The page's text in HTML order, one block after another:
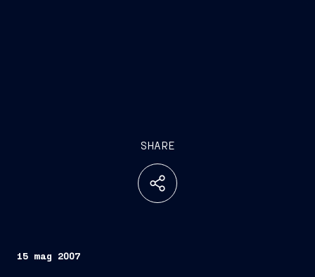
SHARE
15 mag 2007